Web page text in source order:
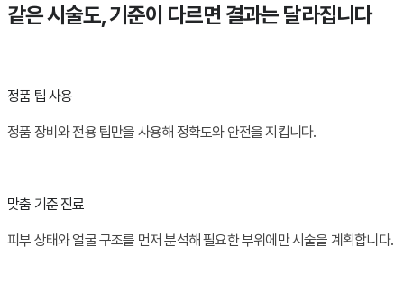
같은 시술도, 기준이 다르면 결과는 달라집니다
정품 팁 사용
정품 장비와 전용 팁만을 사용해 정확도와 안전을 지킵니다.
맞춤 기준 진료
피부 상태와 얼굴 구조를 먼저 분석해 필요한 부위에만 시술을 계획합니다.